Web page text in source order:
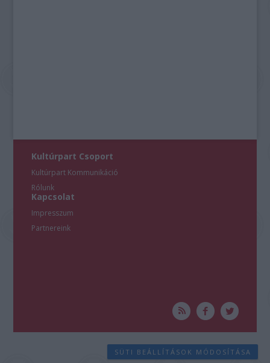
Kultúrpart Csoport
Kultúrpart Kommunikáció
Rólunk
Kapcsolat
Impresszum
Partnereink
SÜTI BEÁLLÍTÁSOK MÓDOSÍTÁSA